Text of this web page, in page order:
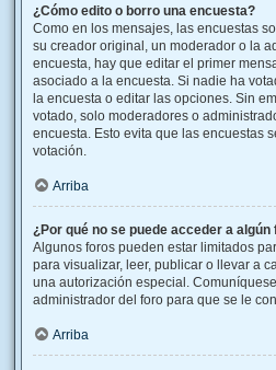
¿Cómo edito o borro una encuesta?
Como en los mensajes, las encuestas
su creador original, un moderador o la
encuesta, hay que editar el primer
asociado a la encuesta. Si nadie ha
la encuesta o editar las opciones. Sin
votado, solo moderadores o
encuesta. Esto evita que las encuestas
votación.
Arriba
¿Por qué no se puede acceder a algún
Algunos foros pueden estar limitados
para visualizar, leer, publicar o llevar a
una autorización especial.
administrador del foro para que se le
Arriba